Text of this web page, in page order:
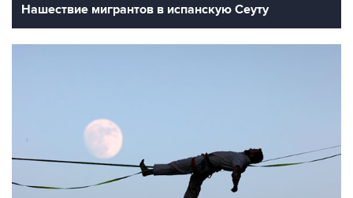
Нашествие мигрантов в испанскую Сеуту